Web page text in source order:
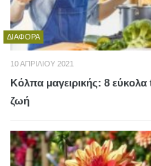
ΔΙΆΦΟΡΑ
10 ΑΠΡΙΛΊΟΥ 2021
Κόλπα μαγειρικής: 8
ζωή